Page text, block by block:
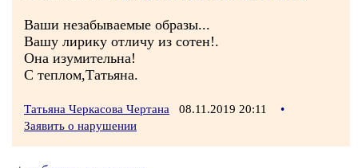
Ваши незабываемые образы...
Вашу лирику отличу из сотен!.
Она изумительна!
С теплом,Татьяна.
Татьяна Черкасова Чертана 08.11.2019 20:11
•
Заявить о нарушении